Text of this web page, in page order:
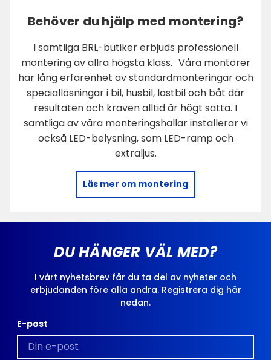
Behöver du hjälp med montering?
I samtliga BRL-butiker erbjuds professionell
montering av allra högsta klass. Våra montörer
har lång erfarenhet av standardmonteringar och
speciallösningar i bil, husbil, lastbil och båt där
resultaten och kraven alltid är högt satta. I
samtliga av våra monteringshallar installerar vi
också LED-belysning, som LED-ramp och
extraljus.
Läs mer om montering
DU HÄNGER VÄL MED?
I vårt nyhetsbrev får du ta del av nyheter och
erbjudanden före alla andra. Registrera dig här
nedan.
E-post